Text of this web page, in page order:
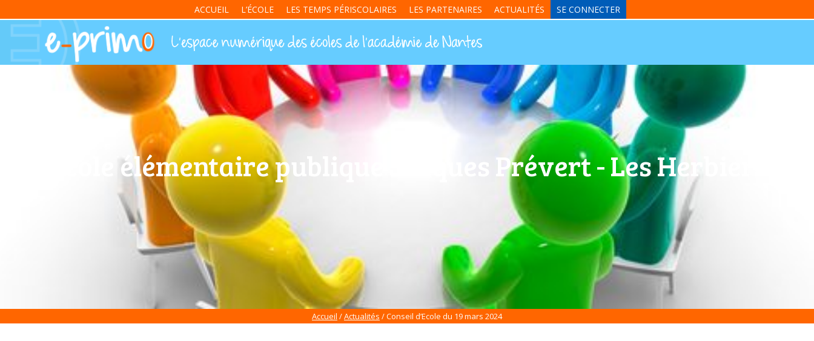
ACCUEIL L’ÉCOLE LES TEMPS PÉRISCOLAIRES LES PARTENAIRES ACTUALITÉS SE CONNECTER
Ecole élémentaire publique Jacques Prévert - Les Herbiers
Accueil /Actualités /Conseil d’Ecole du 19 mars 2024